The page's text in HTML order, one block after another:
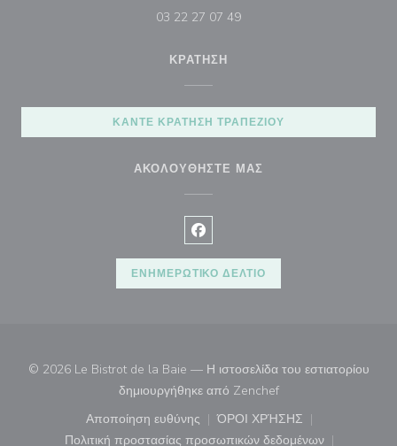
03 22 27 07 49
ΚΡΆΤΗΣΗ
ΚΆΝΤΕ ΚΡΆΤΗΣΗ ΤΡΑΠΕΖΙΟΎ
ΑΚΟΛΟΥΘΉΣΤΕ ΜΑΣ
Facebook ((ανοίγει σε νέο
ΕΝΗΜΕΡΩΤΙΚΌ ΔΕΛΤΊΟ
© 2026 Le Bistrot de la Baie — Η ιστοσελίδα του εστιατορίου
δημιουργήθηκε από Zenchef((ανοίγει σε νέο
Αποποίηση ευθύνης
((ανοίγει σε νέο παράθυρο))
ΌΡΟΙ ΧΡΉΣΗΣ
((ανοίγει σε νέο
Πολιτική προστασίας προσωπικών δεδομένων